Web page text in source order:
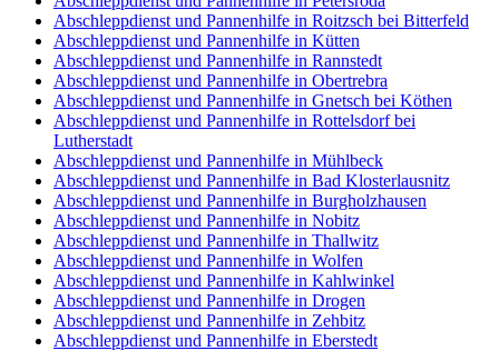
Abschleppdienst und Pannenhilfe in Roitzsch bei Bitterfeld
Abschleppdienst und Pannenhilfe in Kütten
Abschleppdienst und Pannenhilfe in Rannstedt
Abschleppdienst und Pannenhilfe in Obertrebra
Abschleppdienst und Pannenhilfe in Gnetsch bei Köthen
Abschleppdienst und Pannenhilfe in Rottelsdorf bei
Lutherstadt
Abschleppdienst und Pannenhilfe in Mühlbeck
Abschleppdienst und Pannenhilfe in Bad Klosterlausnitz
Abschleppdienst und Pannenhilfe in Burgholzhausen
Abschleppdienst und Pannenhilfe in Nobitz
Abschleppdienst und Pannenhilfe in Thallwitz
Abschleppdienst und Pannenhilfe in Wolfen
Abschleppdienst und Pannenhilfe in Kahlwinkel
Abschleppdienst und Pannenhilfe in Drogen
Abschleppdienst und Pannenhilfe in Zehbitz
Abschleppdienst und Pannenhilfe in Eberstedt